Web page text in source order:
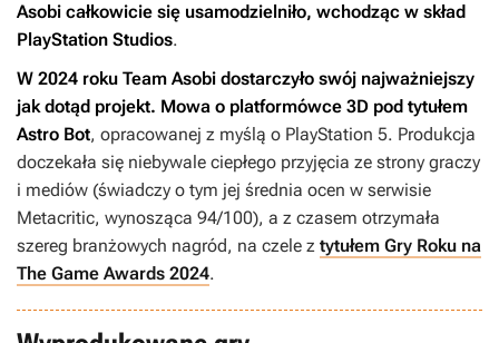
Asobi całkowicie się usamodzielniło, wchodząc w skład
PlayStation Studios.
W 2024 roku Team Asobi dostarczyło swój najważniejszy
jak dotąd projekt. Mowa o platformówce 3D pod tytułem
Astro Bot, opracowanej z myślą o PlayStation 5. Produkcja
doczekała się niebywale ciepłego przyjęcia ze strony graczy
i mediów (świadczy o tym jej średnia ocen w serwisie
Metacritic, wynosząca 94/100), a z czasem otrzymała
szereg branżowych nagród, na czele z tytułem Gry Roku na
The Game Awards 2024.